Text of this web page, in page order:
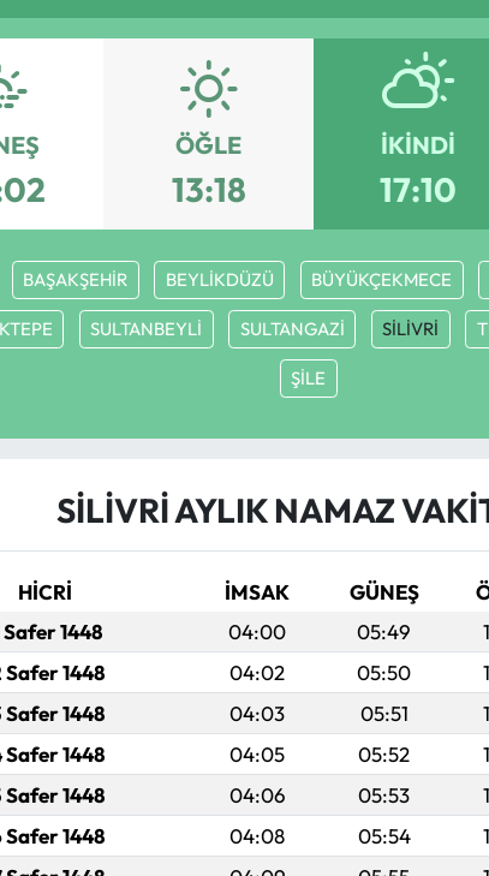
ÖĞLE
13:18
İKINDI
17:10
BAŞAKŞEHİR BEYLİKDÜZÜ BÜYÜKÇEKMECE
SULTANBEYLİ SULTANGAZİ SİLİVRİ
ŞİLE
SİLİVRİ AYLIK NAMAZ
HİCRİ İMSAK GÜNEŞ
Safer 1448 04:00 05:49
Safer 1448 04:02 05:50
Safer 1448 04:03 05:51
Safer 1448 04:05 05:52
Safer 1448 04:06 05:53
Safer 1448 04:08 05:54